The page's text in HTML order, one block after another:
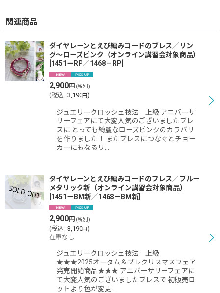
関連商品
ダイヤレーンとえび編みコードのブレス／リン
グ〜ローズピンク（オンライン講習会対象商品）
1451ーRP／1468－RP
2,900円 (税別)
(税込 : 3,190円)
ジュエリークロッシェ技法 上級 アニバーサ
リーフェアにて大変人気のございましたブレ
スに とっても綺麗なローズピンクのカラバリ
を作りました！ またブレスにつなぐとチョー
カーにもなるリ…
ダイヤレーンとえび編みコードのブレス／ブルー
メタリック新（オンライン講習会対象商品）
1451ーBM新／1468－BM新
2,900円 (税別)
(税込 : 3,190円)
在庫なし
ジュエリークロッシェ技法 上級
★★★2025オータム＆プレクリスマスフェア
発売開始商品★★★ アニバーサリーフェアに
て大変人気のございましたブレスで 初販売ロ
ットより色が変更…